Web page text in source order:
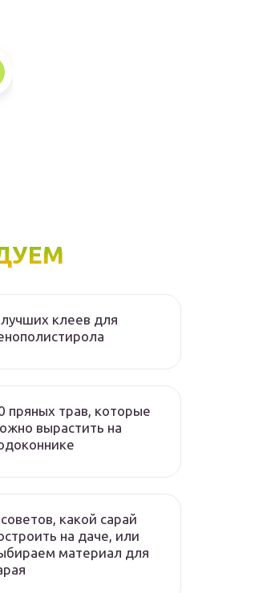
клеев для
пряных трав, которые
вырастить на
какой сарай
на даче, или
материал для